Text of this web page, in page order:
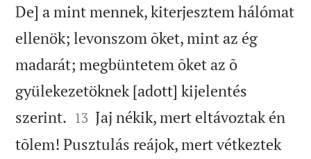
De] a mint mennek, kiterjesztem hálómat
ellenök; levonszom õket, mint az ég
madarát; megbüntetem õket az õ
gyülekezetöknek [adott] kijelentés
szerint. 

13 Jaj nékik, mert eltávoztak én
tõlem! Pusztulás reájok, mert vétkeztek